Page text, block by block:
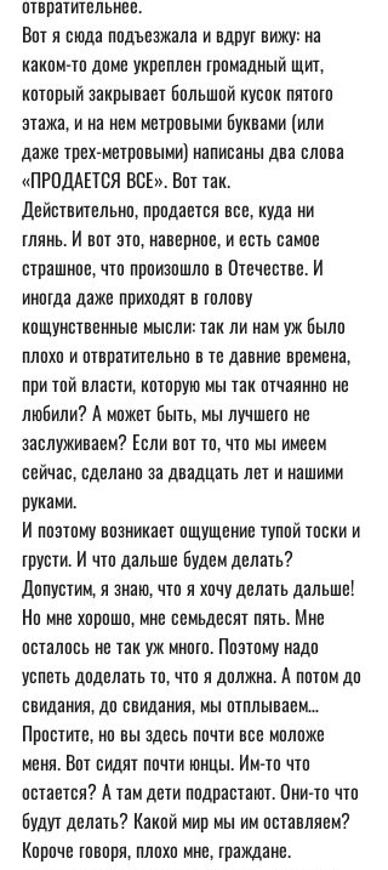
Вот я сюда подъезжала и вдруг вижу: на
каком-то доме укреплен громадный щит,
который закрывает большой кусок пятого
этажа, и на нем метровыми буквами (или
даже трех-метровыми) написаны два слова
«ПРОДАЕТСЯ ВСЕ». Вот так.
Действительно, продается все, куда ни
глянь. И вот это, наверное, и есть самое
страшное, что произошло в Отечестве. И
иногда даже приходят в голову
кощунственные мысли: так ли нам уж было
плохо и отвратительно в те давние времена,
при той власти, которую мы так отчаянно не
любили? А может быть, мы лучшего не
заслуживаем? Если вот то, что мы имеем
сейчас, сделано за двадцать лет и нашими
руками.
И поэтому возникает ощущение тупой тоски и
грусти. И что дальше будем делать?
Допустим, я знаю, что я хочу делать дальше!
Но мне хорошо, мне семьдесят пять. Мне
осталось не так уж много. Поэтому надо
успеть доделать то, что я должна. А потом до
свидания, до свидания, мы отплываем…
Простите, но вы здесь почти все моложе
меня. Вот сидят почти юнцы. Им-то что
остается? А там дети подрастают. Они-то что
будут делать? Какой мир мы им оставляем?
Короче говоря, плохо мне, граждане.